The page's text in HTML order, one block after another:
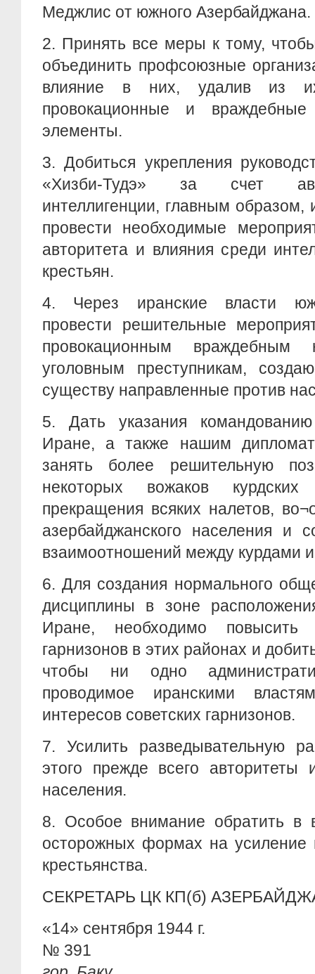
Меджлис от южного Азербайджана.
2. Принять все меры к тому,
объединить профсоюзные
влияние в них, удалив из
провокационные и
элементы.
3. Добиться укрепления
«Хизби-Тудэ» за счет
интеллигенции, главным образом,
провести необходимые
авторитета и влияния среди
крестьян.
4. Через иранские власти
провести решительные
провокационным
уголовным преступникам,
существу направленные против
5. Дать указания
Иране, а также нашим
занять более решительную
некоторых вожаков
прекращения всяких налетов,
азербайджанского населения и
взаимоотношений между курдами
6. Для создания нормального
дисциплины в зоне
Иране, необходимо
гарнизонов в этих районах и
чтобы ни одно
проводимое иранскими
интересов советских гарнизонов.
7. Усилить разведывательную
этого прежде всего авторитеты
населения.
8. Особое внимание обратить в
осторожных формах на
крестьянства.
СЕКРЕТАРЬ ЦК КП(б)
«14» сентября 1944 г.
№ 391